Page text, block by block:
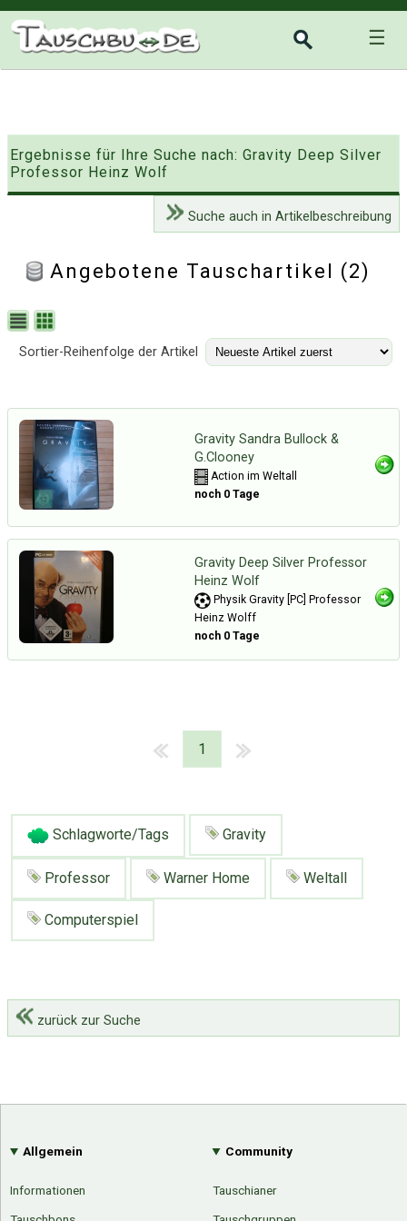
☰
Ergebnisse für Ihre Suche nach: Gravity Deep Silver
Professor Heinz Wolf
Suche auch in Artikelbeschreibung
Angebotene Tauschartikel (2)
Sortier-Reihenfolge der Artikel
Gravity Sandra Bullock &
G.Clooney
Action im Weltall
noch 0 Tage
Gravity Deep Silver Professor
Heinz Wolf
Physik Gravity [PC] Professor
Heinz Wolff
noch 0 Tage
1
Schlagworte/Tags Gravity
Professor Warner Home Weltall
Computerspiel
zurück zur Suche
Allgemein
Informationen
Community
Tauschianer